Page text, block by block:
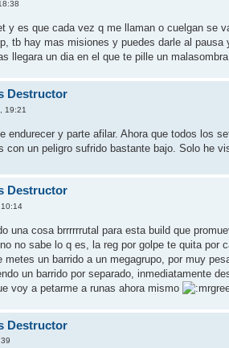
y es que cada vez q me llaman o cuelgan
tb hay mas misiones y puedes darle al pausa
llegara un dia en el que te pille un
Destructor
19:21
endurecer y parte afilar. Ahora que todos los
un peligro sufrido bastante bajo. Solo he
Destructor
una cosa brrrrrrutal para esta build que
no sabe lo q es, la reg por golpe te quita
un barrido a un megagrupo, por muy
un barrido por separado, inmediatamente
voy a petarme a runas ahora mismo
Destructor